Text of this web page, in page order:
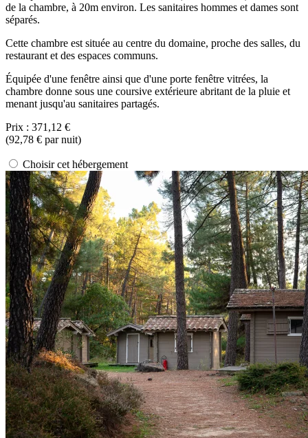
de la chambre, à 20m environ. Les sanitaires hommes et dames sont
séparés.
Cette chambre est située au centre du domaine, proche des salles, du
restaurant et des espaces communs.
Équipée d'une fenêtre ainsi que d'une porte fenêtre vitrées, la
chambre donne sous une coursive extérieure abritant de la pluie et
menant jusqu'au sanitaires partagés.
Prix : 371,12 €
(92,78 € par nuit)
Choisir cet hébergement